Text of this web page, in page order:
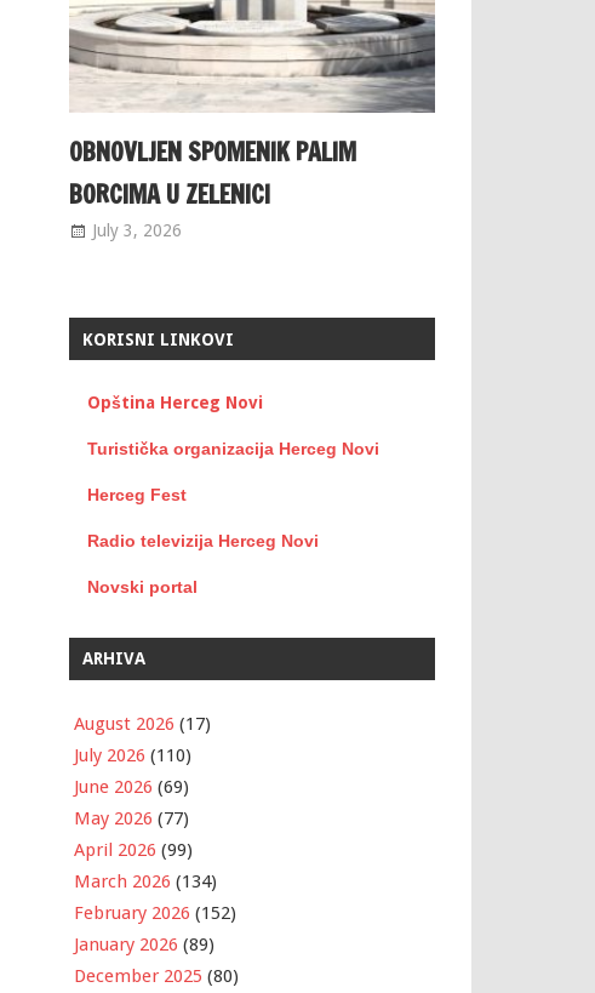
OBNOVLJEN SPOMENIK PALIM
BORCIMA U ZELENICI
July 3, 2026
KORISNI LINKOVI
Opština Herceg Novi
Turistička organizacija Herceg Novi
Herceg Fest
Radio televizija Herceg Novi
Novski portal
ARHIVA
August 2026 (17)
July 2026 (110)
June 2026 (69)
May 2026 (77)
April 2026 (99)
March 2026 (134)
February 2026 (152)
January 2026 (89)
December 2025 (80)